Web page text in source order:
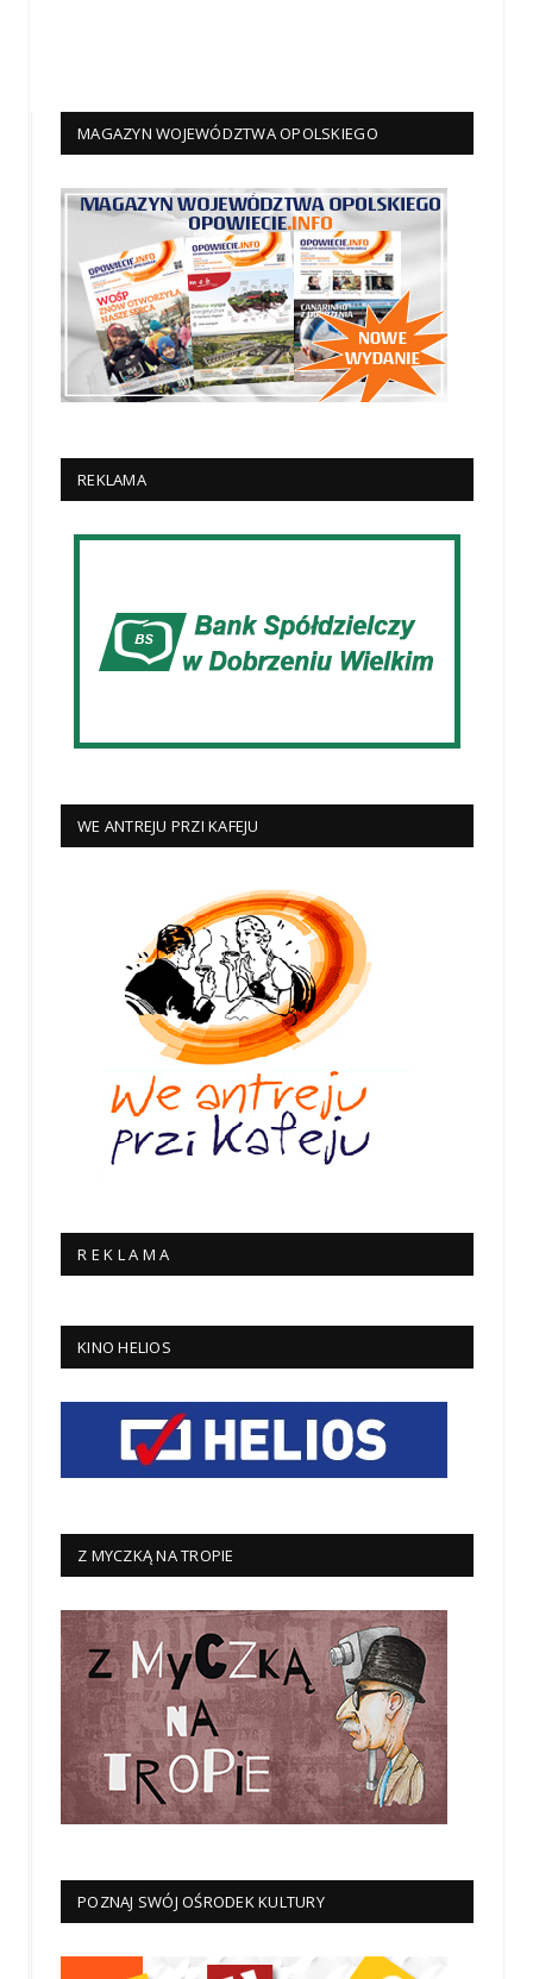
MAGAZYN WOJEWÓDZTWA OPOLSKIEGO
REKLAMA
WE ANTREJU PRZI KAFEJU
R E K L A M A
KINO HELIOS
Z MYCZKĄ NA TROPIE
POZNAJ SWÓJ OŚRODEK KULTURY